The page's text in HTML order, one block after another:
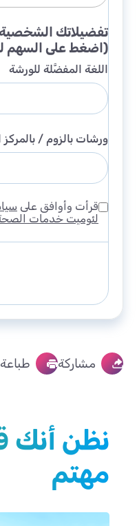
تفضيلاتك
(اضغط على السهم
اللغة المفضَّلة للورشة
ورشات بالزوم / بالمركز
قرأت وأوافق على
لئوميت خدمات
مشاركة طباعة
نظن أنك
مهتم